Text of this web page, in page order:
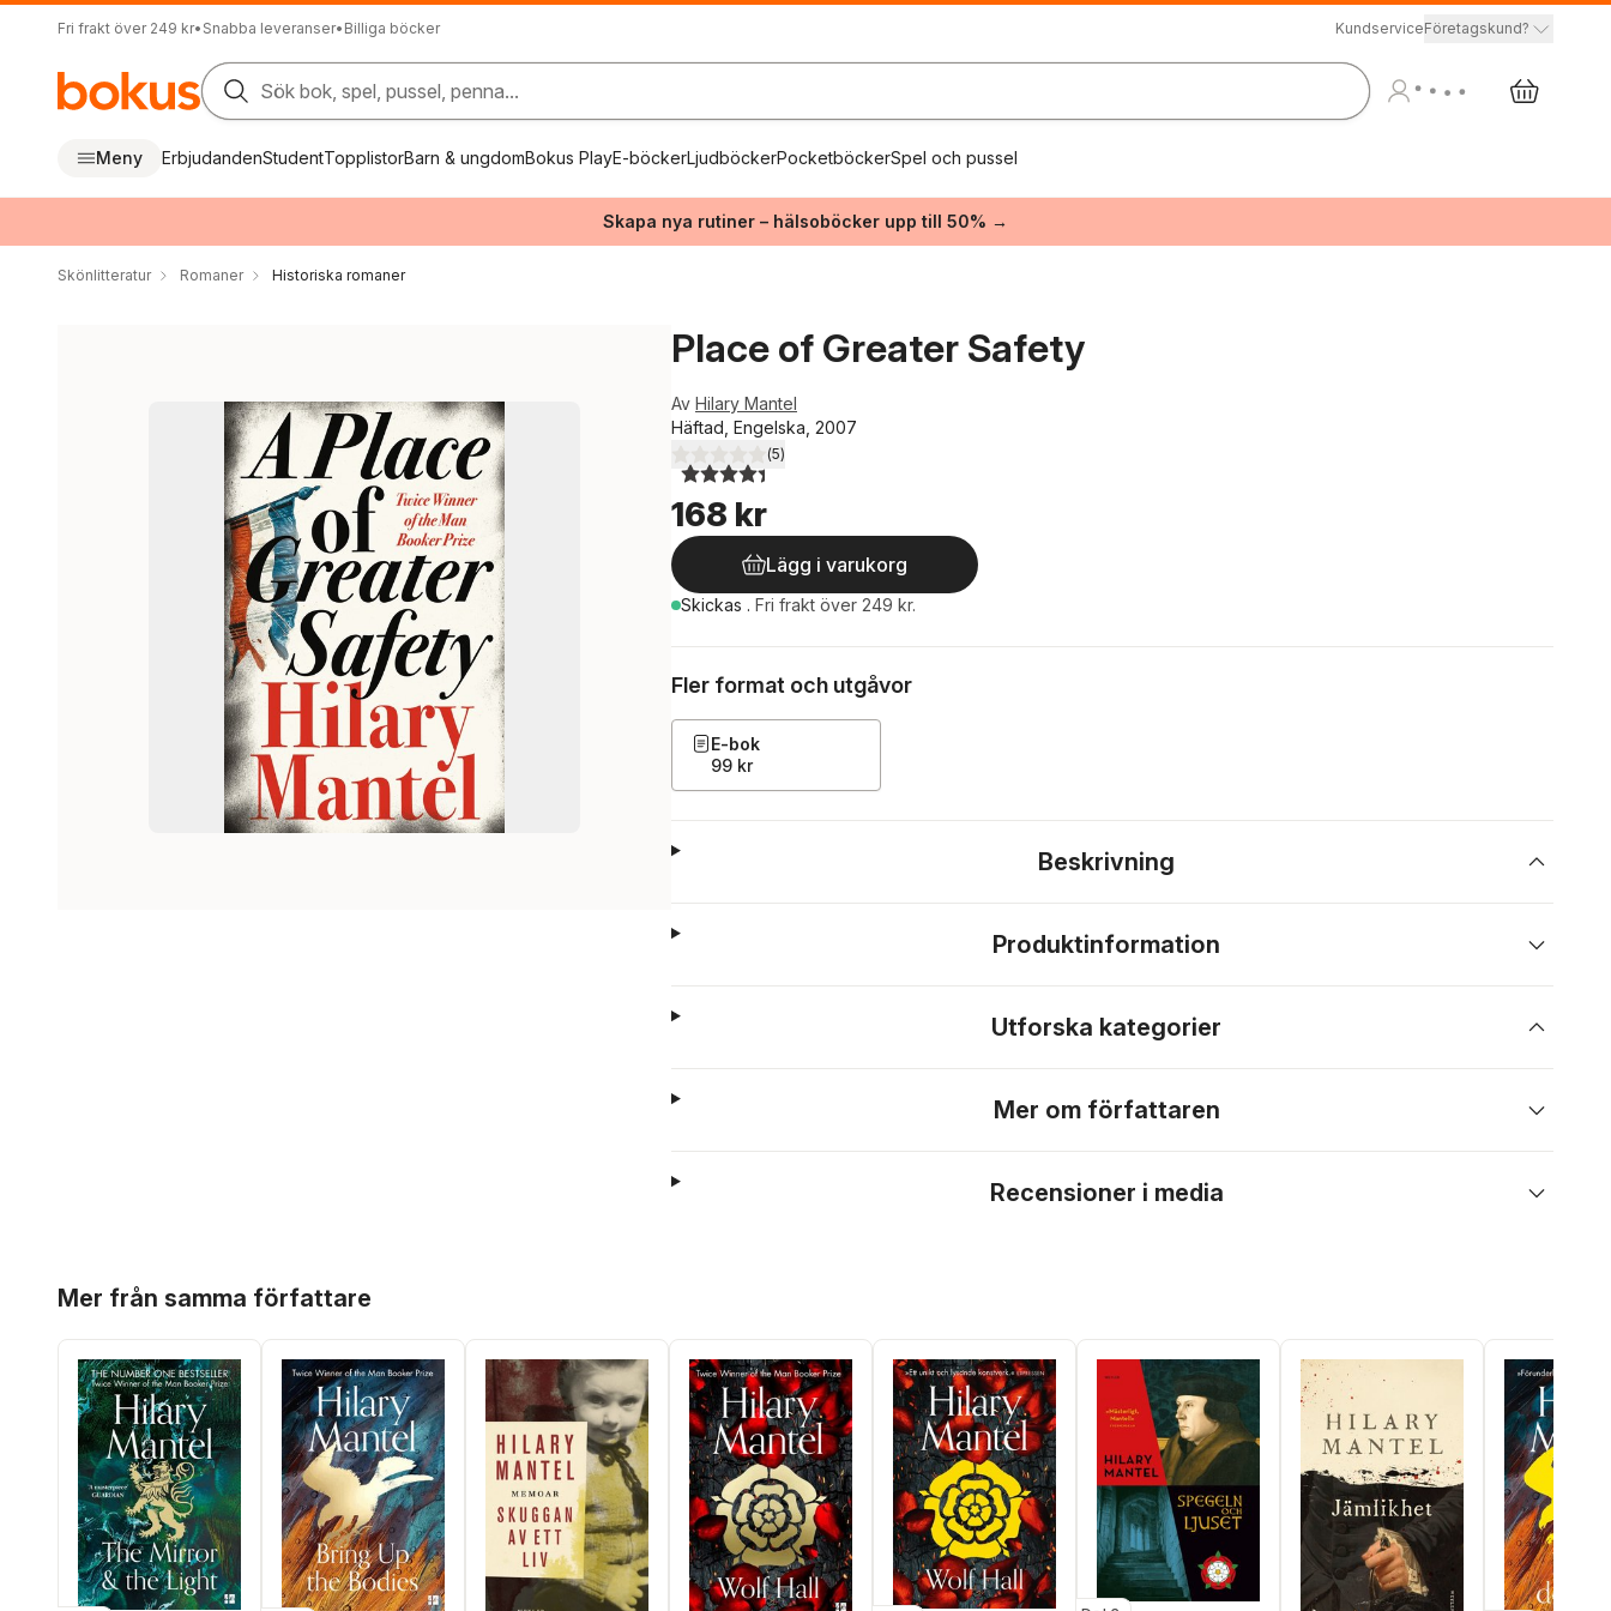
Fri frakt över 249 kr• Snabba leveranser• Billiga böcker KundserviceFöretagskund?
Sök bok, spel, pussel, penna...
Meny ErbjudandenStudentTopplistorBarn & ungdomBokus PlayE-böckerLjudböckerPocketböckerSpel och pussel
Skapa nya rutiner – hälsoböcker upp till 50% →
Skönlitteratur Romaner Historiska romaner
Place of Greater Safety
Av Hilary Mantel
Häftad, Engelska, 2007
4,4utav 5 stjärnor. Totalt antal röster:
(5)
168 kr
Lägg i varukorg
Skickas . Fri frakt över 249 kr.
Fler format och utgåvor
E-bok
99 kr
Beskrivning
Produktinformation
Utforska kategorier
Mer om författaren
Recensioner i media
Mer från samma författare